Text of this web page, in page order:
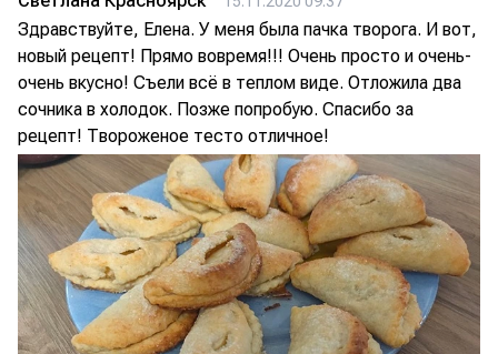
Здравствуйте, Елена. У меня была пачка творога. И вот,
новый рецепт! Прямо вовремя!!! Очень просто и очень-
очень вкусно! Съели всё в теплом виде. Отложила два
сочника в холодок. Позже попробую. Спасибо за
рецепт! Твороженое тесто отличное!